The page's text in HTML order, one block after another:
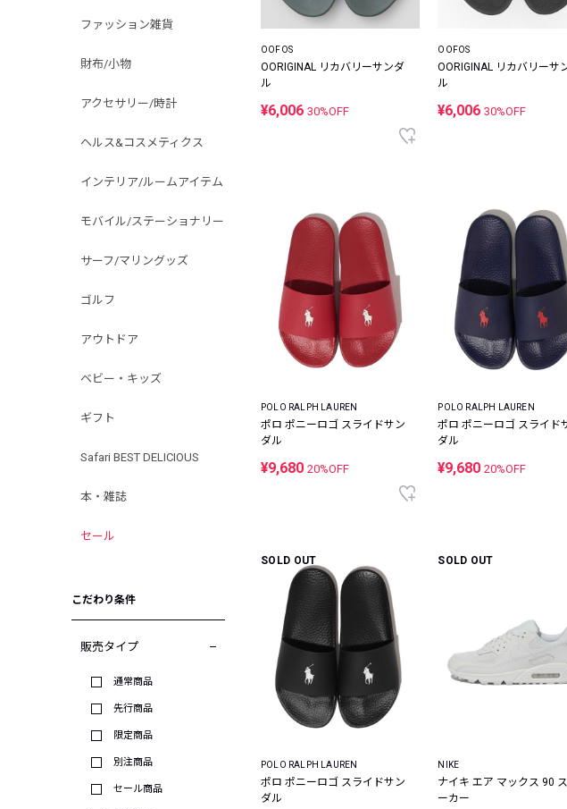
ファッション雑貨
財布/小物
アクセサリー/時計
ヘルス&コスメティクス
インテリア/ルームアイテム
モバイル/ステーショナリー
サーフ/マリングッズ
ゴルフ
アウトドア
ベビー・キッズ
ギフト
Safari BEST DELICIOUS
本・雑誌
セール
こだわり条件
販売タイプ
通常商品
先行商品
限定商品
別注商品
セール商品
OOFOS
OORIGINAL リカバリーサンダ
ル
¥6,006 30%OFF
OOFOS
OORIGINAL リカバリーサ
ル
¥6,00630%OFF
POLO RALPH LAUREN
ポロ ポニーロゴ スライドサン
ダル
¥9,680 20%OFF
POLO RALPH LAUREN
ポロ ポニーロゴ スライド
ダル
¥9,68020%OFF
SOLD OUT
POLO RALPH LAUREN
ポロ ポニーロゴ スライドサン
ダル
SOLD OUT
NIKE
ナイキ エア マックス 90
ーカー